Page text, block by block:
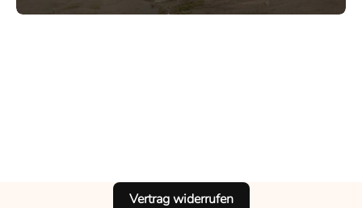
Vertrag widerrufen